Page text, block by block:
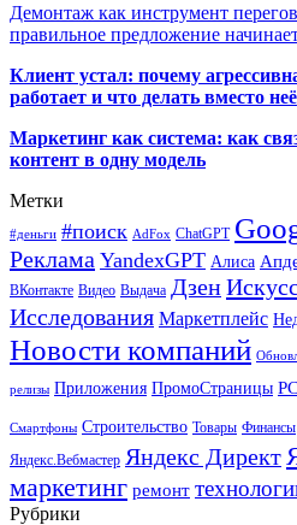
Демонтаж как инструмент
правильное предложение
Клиент устал: почему
работает и что делать вместо неё
Маркетинг как система: как
контент в одну модель
Метки
#деньги #поиск AdFox ChatGPT
Реклама YandexGPT Алиса
ВКонтакте Видео Выдача Дзен
Исследования Маркетплейс
Новости компаний
релизы Приложения ПромоСтраницы
Смартфоны Строительство Товары Финансы
Яндекс.Вебмастер Яндекс Директ
маркетинг ремонт
Рубрики